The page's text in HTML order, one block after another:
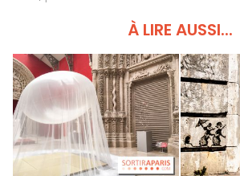
À LIRE AUSSI...